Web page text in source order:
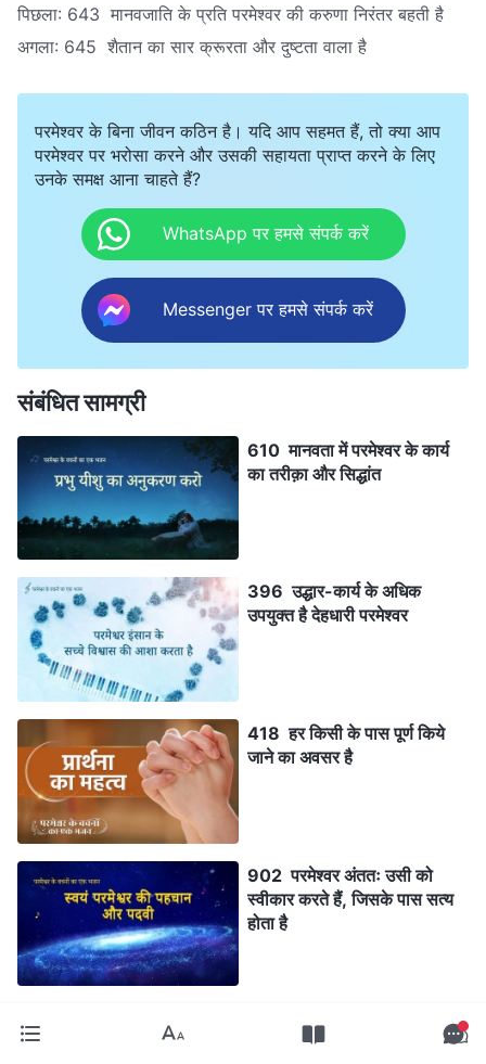
पिछला: 643 मानवजाति के प्रति परमेश्वर की करुणा निरंतर बहती है
अगला: 645 शैतान का सार क्रूरता और दुष्टता वाला है
परमेश्वर के बिना जीवन कठिन है। यदि आप सहमत हैं, तो क्या आप
परमेश्वर पर भरोसा करने और उसकी सहायता प्राप्त करने के लिए
उनके समक्ष आना चाहते हैं?
WhatsApp पर हमसे संपर्क करें
Messenger पर हमसे संपर्क करें
संबंधित सामग्री
610 मानवता में परमेश्वर के कार्य
का तरीक़ा और सिद्धांत
396 उद्धार-कार्य के अधिक
उपयुक्त है देहधारी परमेश्वर
418 हर किसी के पास पूर्ण किये
जाने का अवसर है
902 परमेश्वर अंततः उसी को
स्वीकार करते हैं, जिसके पास सत्य
होता है